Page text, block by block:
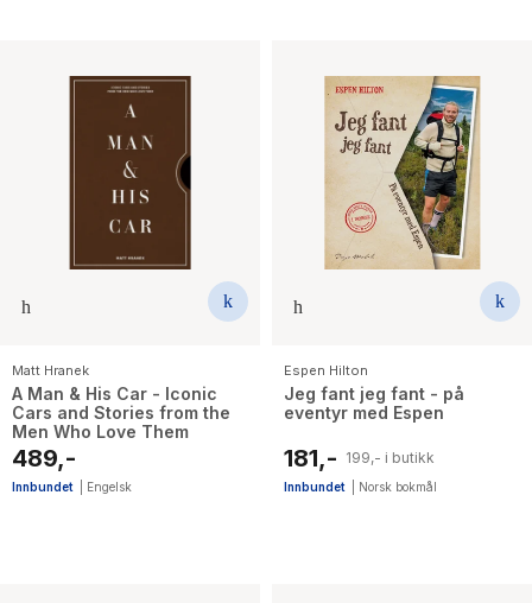
Matt Hranek
A Man & His Car - Iconic
Cars and Stories from the
Men Who Love Them
489,-
Innbundet Engelsk
Espen Hilton
Jeg fant jeg fant - på
eventyr med Espen
181,- 199,- i butikk
Innbundet Norsk bokmål